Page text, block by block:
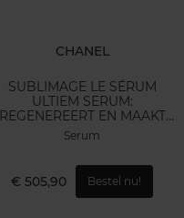
CHANEL
SUBLIMAGE LE SÉRUM
ULTIEM SERUM:
REGENEREERT EN MAAKT
DICHTER
Serum
€ 505,90 Bestel nu!